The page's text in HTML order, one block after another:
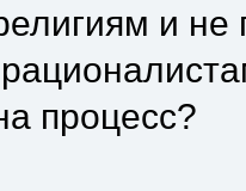
и не
процесс?